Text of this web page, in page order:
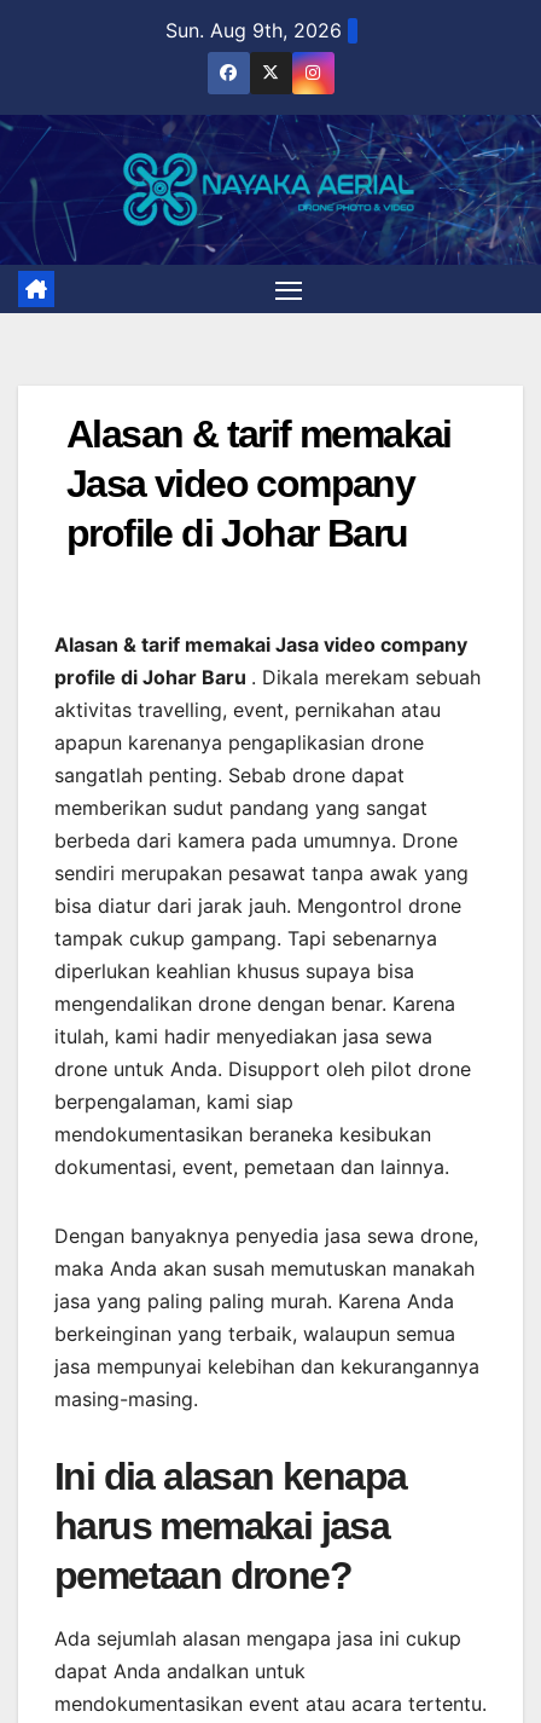
Sun. Aug 9th, 2026
Alasan & tarif memakai
Jasa video company
profile di Johar Baru
Alasan & tarif memakai Jasa video company
profile di Johar Baru . Dikala merekam sebuah
aktivitas travelling, event, pernikahan atau
apapun karenanya pengaplikasian drone
sangatlah penting. Sebab drone dapat
memberikan sudut pandang yang sangat
berbeda dari kamera pada umumnya. Drone
sendiri merupakan pesawat tanpa awak yang
bisa diatur dari jarak jauh. Mengontrol drone
tampak cukup gampang. Tapi sebenarnya
diperlukan keahlian khusus supaya bisa
mengendalikan drone dengan benar. Karena
itulah, kami hadir menyediakan jasa sewa
drone untuk Anda. Disupport oleh pilot drone
berpengalaman, kami siap
mendokumentasikan beraneka kesibukan
dokumentasi, event, pemetaan dan lainnya.
Dengan banyaknya penyedia jasa sewa drone,
maka Anda akan susah memutuskan manakah
jasa yang paling paling murah. Karena Anda
berkeinginan yang terbaik, walaupun semua
jasa mempunyai kelebihan dan kekurangannya
masing-masing.
Ini dia alasan kenapa
harus memakai jasa
pemetaan drone?
Ada sejumlah alasan mengapa jasa ini cukup
dapat Anda andalkan untuk
mendokumentasikan event atau acara tertentu.